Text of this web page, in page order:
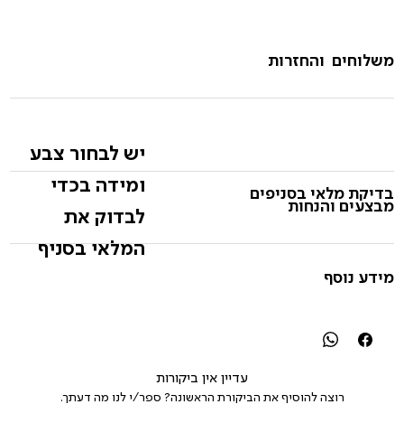
משלוחים והחזרות
יש לבחור צבע
ומידה בכדי
לבדוק את
המלאי בסניף
בדיקת מלאי בסניפים
מבצעים והנחות
מידע נוסף
עדיין אין ביקורות
רוצה להוסיף את הביקורת הראשונה? ספר/י לנו מה דעתך.